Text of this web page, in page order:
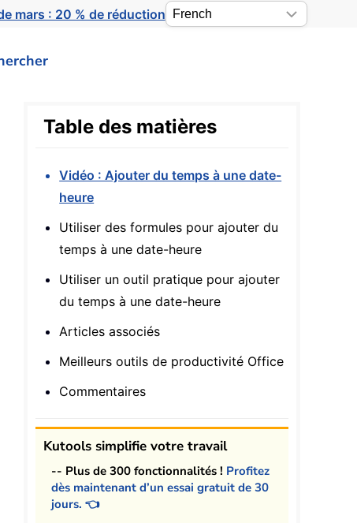
mars : 20 % de réduction
Table des matières
Vidéo : Ajouter du temps à une date-
heure
Utiliser des formules pour ajouter du
temps à une date-heure
Utiliser un outil pratique pour ajouter
du temps à une date-heure
Articles associés
Meilleurs outils de productivité Office
Commentaires
Kutools simplifie votre travail
-- Plus de 300 fonctionnalités ! Profitez
dès maintenant d’un essai gratuit de 30
jours. 👈